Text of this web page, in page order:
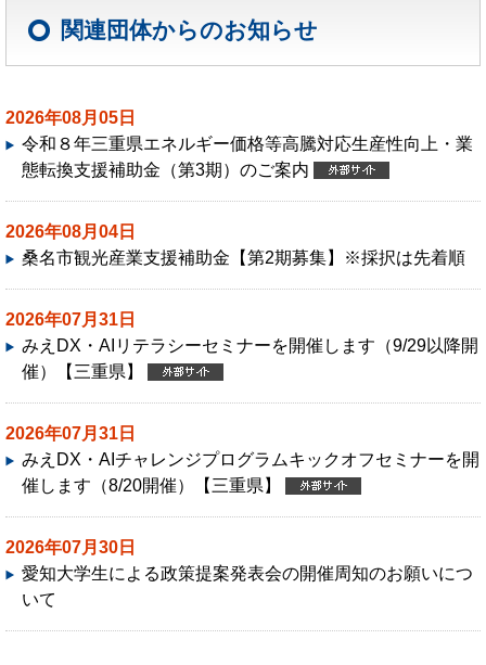
2026年06月12日
令和8年度「桑名市生産性向上補助金」※予算に到
2026年05月01日
令和８年度「桑名市大型・先端設備等導入支援補
2026年04月01日
2025年11月01日
Dパーキング サンファーレ桑名駐車場 駐車サービ
ス券（回数券）販売について
関連団体からのお知らせ
2026年08月05日
令和８年三重県エネルギー価格等高騰対応生産性向上・業
態転換支援補助金（第3期）のご案内
2026年08月04日
桑名市観光産業支援補助金【第2期募集】※採択は先着順
2026年07月31日
みえDX・AIリテラシーセミナーを開催します（9/29以降開
催）【三重県】
2026年07月31日
みえDX・AIチャレンジプログラムキックオフセミナーを開
催します（8/20開催）【三重県】
2026年07月30日
愛知大学生による政策提案発表会の開催周知のお願いにつ
いて